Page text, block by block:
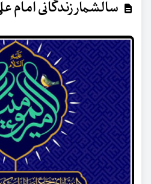
سالشمار زندگانی امام